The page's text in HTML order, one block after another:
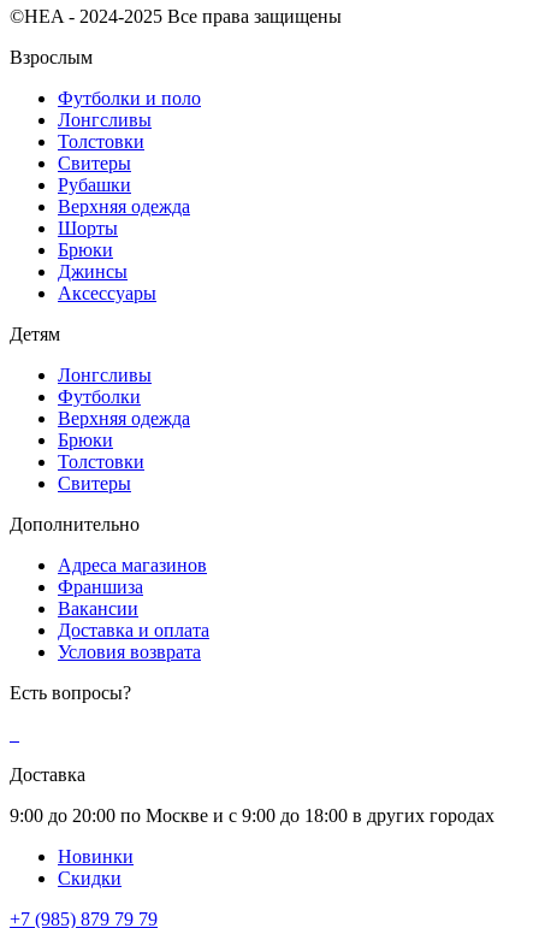
©HEA - 2024-2025 Все права защищены
Взрослым
Футболки и поло
Лонгсливы
Толстовки
Свитеры
Рубашки
Верхняя одежда
Шорты
Брюки
Джинсы
Аксессуары
Детям
Лонгсливы
Футболки
Верхняя одежда
Брюки
Толстовки
Свитеры
Дополнительно
Адреса магазинов
Франшиза
Вакансии
Доставка и оплата
Условия возврата
Есть вопросы?
Доставка
9:00 до 20:00 по Москве и с 9:00 до 18:00 в других городах
Новинки
Скидки
+7 (985) 879 79 79